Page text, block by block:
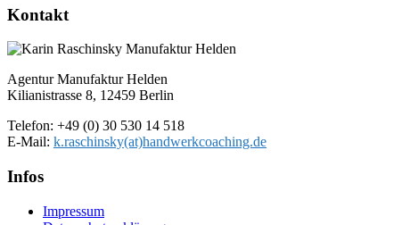
Kontakt
Agentur Manufaktur Helden
Kilianistrasse 8, 12459 Berlin
Telefon: +49 (0) 30 530 14 518
E-Mail: k.raschinsky(at)handwerkcoaching.de
Infos
Impressum